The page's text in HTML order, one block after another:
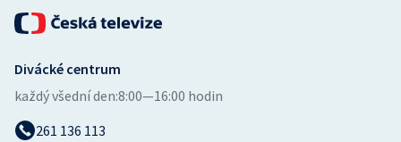
Divácké centrum
každý všední den:8:00—16:00 hodin
261 136 113